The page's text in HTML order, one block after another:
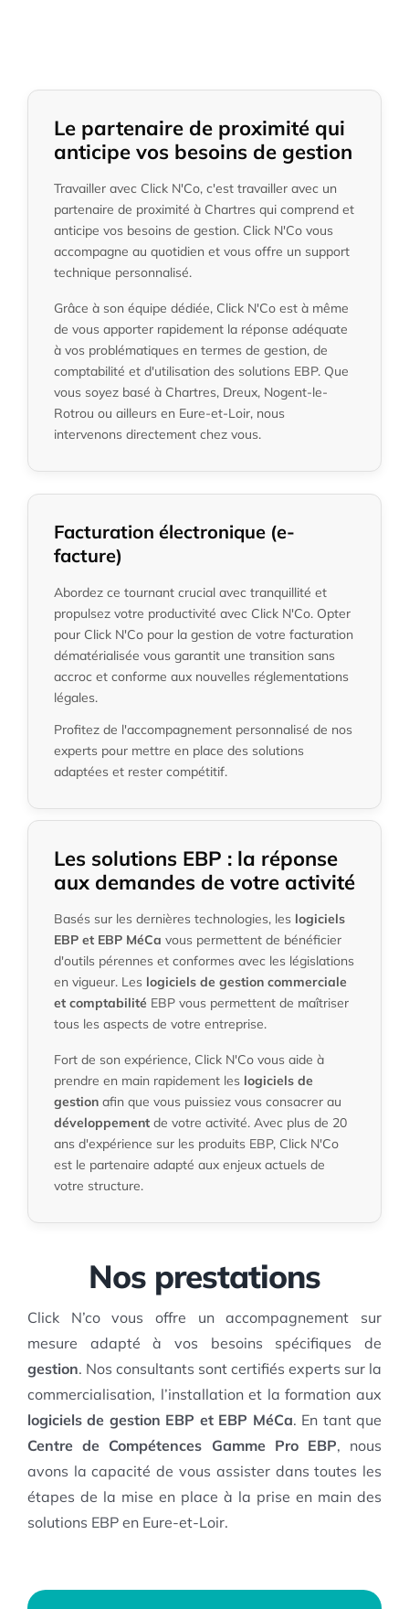
Le partenaire de proximité qui
anticipe vos besoins de gestion
Travailler avec Click N'Co, c'est travailler avec un
partenaire de proximité à Chartres qui comprend et
anticipe vos besoins de gestion. Click N'Co vous
accompagne au quotidien et vous offre un support
technique personnalisé.
Grâce à son équipe dédiée, Click N'Co est à même
de vous apporter rapidement la réponse adéquate
à vos problématiques en termes de gestion, de
comptabilité et d'utilisation des solutions EBP. Que
vous soyez basé à Chartres, Dreux, Nogent-le-
Rotrou ou ailleurs en Eure-et-Loir, nous
intervenons directement chez vous.
Facturation électronique (e-
facture)
Abordez ce tournant crucial avec tranquillité et
propulsez votre productivité avec Click N'Co. Opter
pour Click N'Co pour la gestion de votre facturation
dématérialisée vous garantit une transition sans
accroc et conforme aux nouvelles réglementations
légales.
Profitez de l'accompagnement personnalisé de nos
experts pour mettre en place des solutions
adaptées et rester compétitif.
Les solutions EBP : la réponse
aux demandes de votre activité
Basés sur les dernières technologies, les logiciels
EBP et EBP MéCa vous permettent de bénéficier
d'outils pérennes et conformes avec les législations
en vigueur. Les logiciels de gestion commerciale
et comptabilité EBP vous permettent de maîtriser
tous les aspects de votre entreprise.
Fort de son expérience, Click N'Co vous aide à
prendre en main rapidement les logiciels de
gestionafin que vous puissiez vous consacrer au
développementde votre activité. Avec plus de 20
ans d'expérience sur les produits EBP, Click N'Co
est le partenaire adapté aux enjeux actuels de
votre structure.
Nos prestations
Click N’co vous offre un accompagnement sur
mesure adapté à vos besoins spécifiques de
gestion. Nos consultants sont certifiés experts sur la
commercialisation, l’installation et la formation aux
logiciels de gestion EBP et EBP MéCa. En tant que
Centre de Compétences Gamme Pro EBP, nous
avons la capacité de vous assister dans toutes les
étapes de la mise en place à la prise en main des
solutions EBP en Eure-et-Loir.